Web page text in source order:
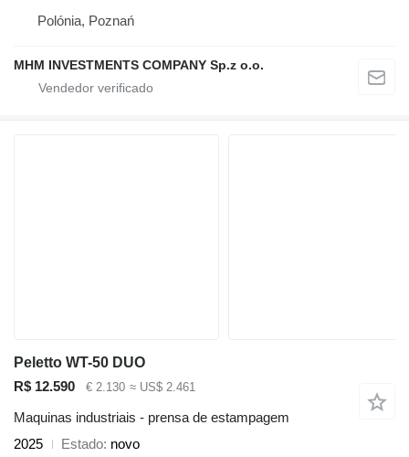
Polónia, Poznań
MHM INVESTMENTS COMPANY Sp.z o.o.
Peletto WT-50 DUO
R$ 12.590
€ 2.130 ≈ US$ 2.461
Maquinas industriais - prensa de estampagem
2025
Estado novo